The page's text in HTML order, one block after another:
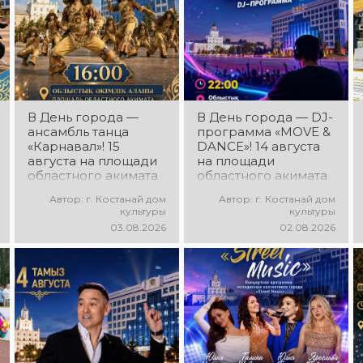
В День города —
ансамбль танца
«Карнавал»! 15
августа на площади
областного акимата
концертная
ансамбля танца
«Карнавал»!
ансамбля — Шамиль
Фахрутдинов. Вас
ждут зрелищные
хореографические
постановки, яркие
образы,
Автор: г. Костанай дом
культуры
03.08.2026
В День города — DJ-
программа «MOVE &
DANCE»! 14 августа
на площади
областного акимата
праздничная DJ-
программа! Вас ждут
современные
музыкальные хиты,
зажигательные
ритмы, мощная
энергия и яркие
эмоции!
Автор: г. Костанай дом
культуры
02.08.2026